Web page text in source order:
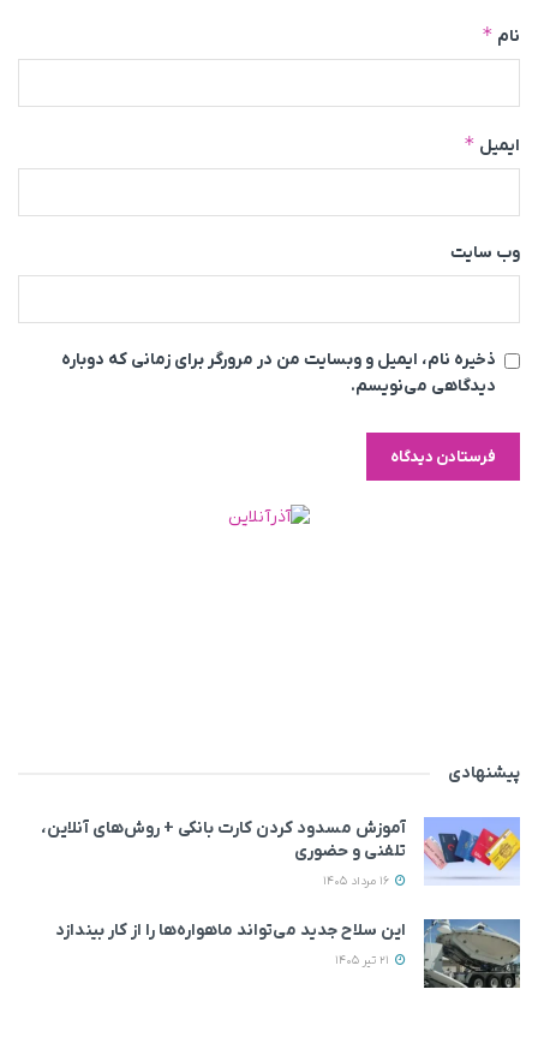
نام *
ایمیل *
وب‌ سایت
ذخیره نام، ایمیل و وبسایت من در مرورگر برای زمانی که دوباره
دیدگاهی می‌نویسم.
پیشنهادی
آموزش مسدود کردن کارت بانکی + روش‌های آنلاین،
تلفنی و حضوری
این سلاح جدید می‌تواند ماهواره‌ها را از کار بیندازد